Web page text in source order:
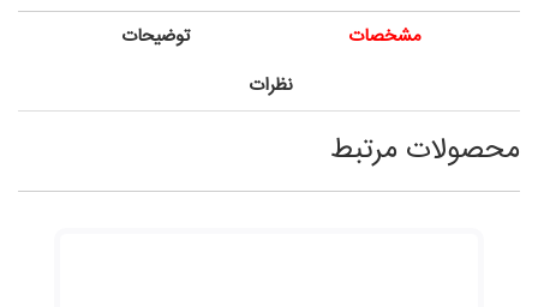
مشخصات
توضیحات
نظرات
محصولات مرتبط